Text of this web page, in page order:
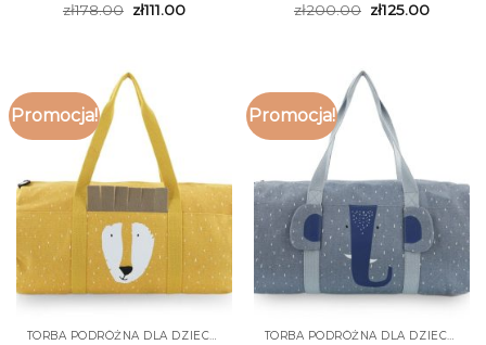
zł178.00 zł111.00
zł200.00 zł125.00
Promocja!
TORBA PODRÓŻNA DLA DZIECKA
Promocja!
TORBA PODRÓŻNA DLA DZIECKA